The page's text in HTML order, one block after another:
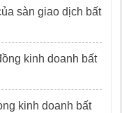
sàn giao dịch bất
kinh doanh bất
kinh doanh bất